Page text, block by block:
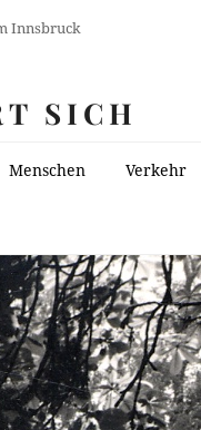
Innsbruck
SICH
Menschen Verkehr